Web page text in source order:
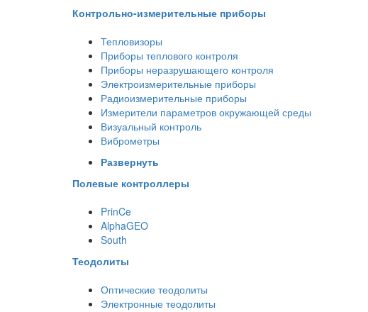
Контрольно-измерительные приборы
Тепловизоры
Приборы теплового контроля
Приборы неразрушающего контроля
Электроизмерительные приборы
Радиоизмерительные приборы
Измерители параметров окружающей среды
Визуальный контроль
Виброметры
Развернуть
Полевые контроллеры
PrinCe
AlphaGEO
South
Теодолиты
Оптические теодолиты
Электронные теодолиты